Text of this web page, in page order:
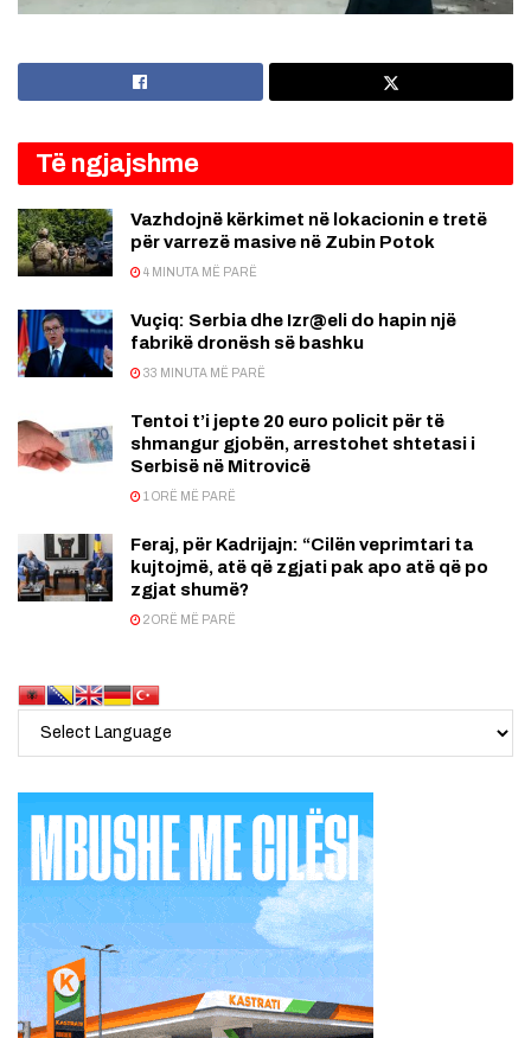
Të ngjajshme
Vazhdojnë kërkimet në lokacionin e tretë
për varrezë masive në Zubin Potok
4 MINUTA MË PARË
Vuçiq: Serbia dhe Izr@eli do hapin një
fabrikë dronësh së bashku
33 MINUTA MË PARË
Tentoi t’i jepte 20 euro policit për të
shmangur gjobën, arrestohet shtetasi i
Serbisë në Mitrovicë
1 ORË MË PARË
Feraj, për Kadrijajn: “Cilën veprimtari ta
kujtojmë, atë që zgjati pak apo atë që po
zgjat shumë?
2 ORË MË PARË